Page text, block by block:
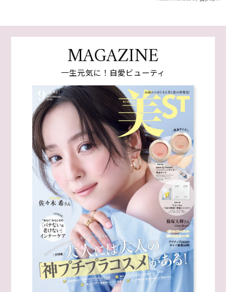
MAGAZINE
一生元気に！自愛ビューティ